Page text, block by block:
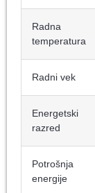
Radna
temperatura
Radni vek
Energetski
razred
Potrošnja
energije